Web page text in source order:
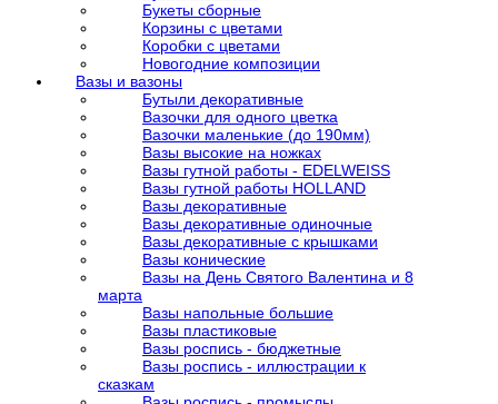
Букеты сборные
Корзины с цветами
Коробки с цветами
Новогодние композиции
Вазы и вазоны
Бутыли декоративные
Вазочки для одного цветка
Вазочки маленькие (до 190мм)
Вазы высокие на ножках
Вазы гутной работы - EDELWEISS
Вазы гутной работы HOLLAND
Вазы декоративные
Вазы декоративные одиночные
Вазы декоративные с крышками
Вазы конические
Вазы на День Святого Валентина и 8
марта
Вазы напольные большие
Вазы пластиковые
Вазы роспись - бюджетные
Вазы роспись - иллюстрации к
сказкам